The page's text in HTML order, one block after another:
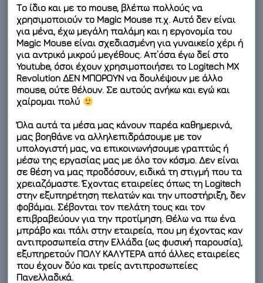
Το ίδιο και με το mouse, βλέπω πολλούς να
χρησιμοποιούν το Magic Mouse π.χ. Αυτό δεν είναι
για μένα, έχω μεγάλη παλάμη και η εργονομία του
Magic Mouse είναι σχεδιασμένη για γυναικείο χέρι ή
για αντρικό μικρού μεγέθους. Απ’όσα έγω δεί στο
Youtube, όσοι έχουν χρησιμοποιήσει το Logitech MX
Revolution ΔΕΝ ΜΠΟΡΟΥΝ να δουλέψουν με άλλο
mouse, ούτε θέλουν. Σε αυτούς ανήκω και εγώ και
χαίρομαι πολύ
Όλα αυτά τα μέσα μας κάνουν παρέα καθημερινά,
μας βοηθάνε να αλληλεπιδράσουμε με τον
υπολογιστή μας, να επικοινωνήσουμε γραπτώς ή
μέσω της εργασίας μας με όλο τον κόσμο. Δεν είναι
σε θέση να μας προδόσουν, ειδικά τη στιγμή που τα
χρειαζόμαστε. Έχοντας εταιρείες όπως τη Logitech
στην εξυπηρέτηση πελατών και την υποστήριξη, δεν
φοβάμαι. Σέβονται τον πελάτη τους και τον
επιβραβεύουν για την προτίμηση. Θέλω να πω ένα
μπράβο και πάλι στην εταιρεία, που μη έχοντας καν
αντιπροσωπεία στην Ελλάδα (ως φυσική παρουσία),
εξυπηρετούν ΠΟΛΥ ΚΑΛΥΤΕΡΑ από άλλες εταιρείες
που έχουν δύο και τρείς αντιπροσωπείες
Πανελλαδικά.